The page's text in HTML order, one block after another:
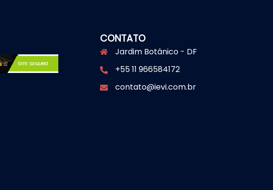
CONTATO
Jardim Botânico - DF
+55 11 966584172
contato@ievi.com.br